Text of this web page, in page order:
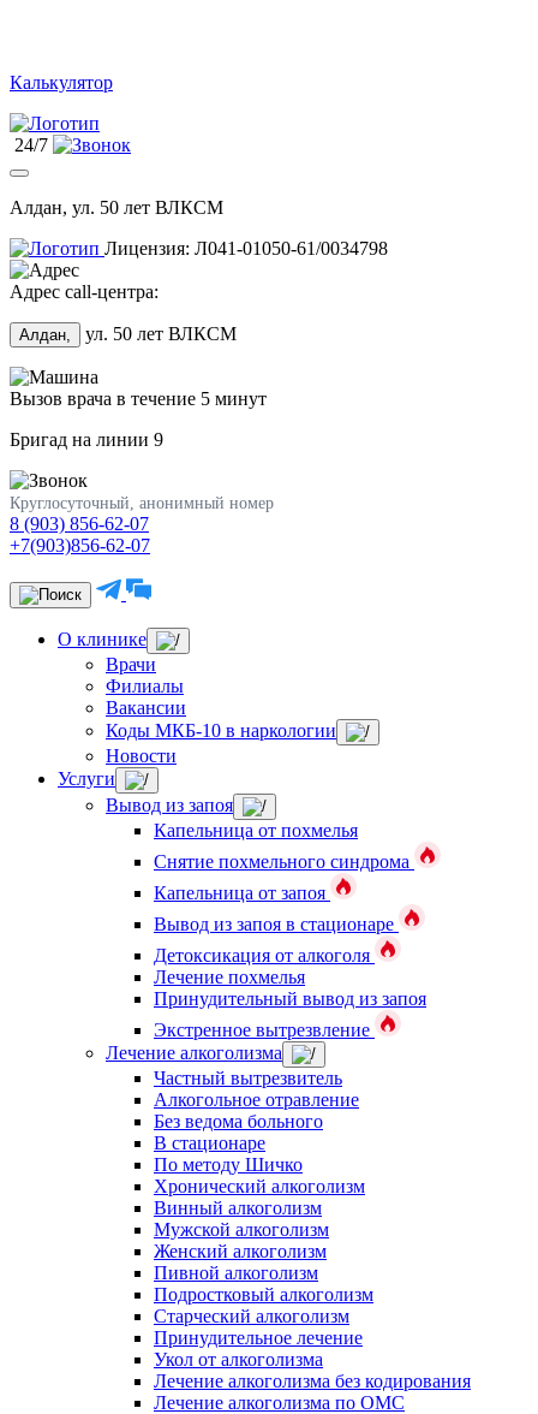
Калькулятор
24/7
Алдан, ул. 50 лет ВЛКСМ
Лицензия: Л041-01050-61/0034798
Адрес call-центра:
Алдан, ул. 50 лет ВЛКСМ
Вызов врача в течение 5 минут
Бригад на линии 9
Круглосуточный, анонимный номер
8 (903) 856-62-07
+7(903)856-62-07
О клинике
Врачи
Филиалы
Вакансии
Коды МКБ-10 в наркологии
Новости
Услуги
Вывод из запоя
Капельница от похмелья
Снятие похмельного синдрома
Капельница от запоя
Вывод из запоя в стационаре
Детоксикация от алкоголя
Лечение похмелья
Принудительный вывод из запоя
Экстренное вытрезвление
Лечение алкоголизма
Частный вытрезвитель
Алкогольное отравление
Без ведома больного
В стационаре
По методу Шичко
Хронический алкоголизм
Винный алкоголизм
Мужской алкоголизм
Женский алкоголизм
Пивной алкоголизм
Подростковый алкоголизм
Старческий алкоголизм
Принудительное лечение
Укол от алкоголизма
Лечение алкоголизма без кодирования
Лечение алкоголизма по ОМС